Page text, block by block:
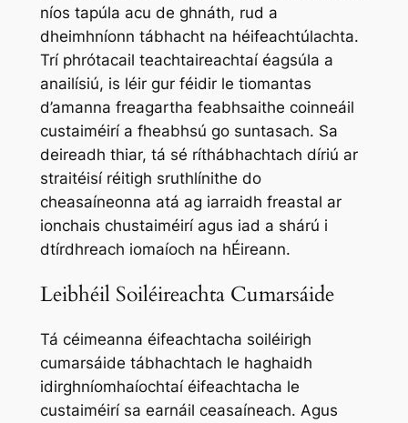
níos tapúla acu de ghnáth, rud a
dheimhníonn tábhacht na héifeachtúlachta.
Trí phrótacail teachtaireachtaí éagsúla a
anailísiú, is léir gur féidir le tiomantas
d’amanna freagartha feabhsaithe coinneáil
custaiméirí a fheabhsú go suntasach. Sa
deireadh thiar, tá sé ríthábhachtach díriú ar
straitéisí réitigh sruthlínithe do
cheasaíneonna atá ag iarraidh freastal ar
ionchais chustaiméirí agus iad a shárú i
dtírdhreach iomaíoch na hÉireann.
Leibhéil Soiléireachta Cumarsáide
Tá céimeanna éifeachtacha soiléirigh
cumarsáide tábhachtach le haghaidh
idirghníomhaíochtaí éifeachtacha le
custaiméirí sa earnáil ceasaíneach. Agus